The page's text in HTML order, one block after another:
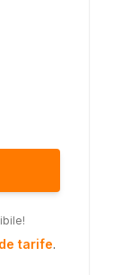
tarife.